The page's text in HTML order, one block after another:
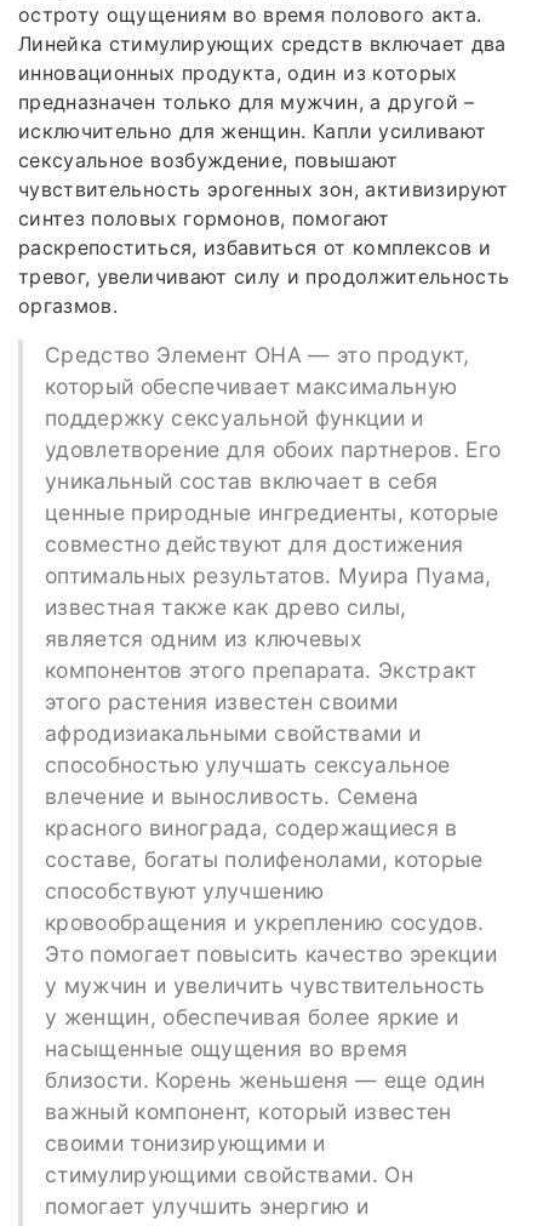
остроту ощущениям во время полового акта.
Линейка стимулирующих средств включает два
инновационных продукта, один из которых
предназначен только для мужчин, а другой –
исключительно для женщин. Капли усиливают
сексуальное возбуждение, повышают
чувствительность эрогенных зон, активизируют
синтез половых гормонов, помогают
раскрепоститься, избавиться от комплексов и
тревог, увеличивают силу и продолжительность
оргазмов.
Средство Элемент ОНА — это продукт,
который обеспечивает максимальную
поддержку сексуальной функции и
удовлетворение для обоих партнеров. Его
уникальный состав включает в себя
ценные природные ингредиенты, которые
совместно действуют для достижения
оптимальных результатов. Муира Пуама,
известная также как древо силы,
является одним из ключевых
компонентов этого препарата. Экстракт
этого растения известен своими
афродизиакальными свойствами и
способностью улучшать сексуальное
влечение и выносливость. Семена
красного винограда, содержащиеся в
составе, богаты полифенолами, которые
способствуют улучшению
кровообращения и укреплению сосудов.
Это помогает повысить качество эрекции
у мужчин и увеличить чувствительность
у женщин, обеспечивая более яркие и
насыщенные ощущения во время
близости. Корень женьшеня — еще один
важный компонент, который известен
своими тонизирующими и
стимулирующими свойствами. Он
помогает улучшить энергию и